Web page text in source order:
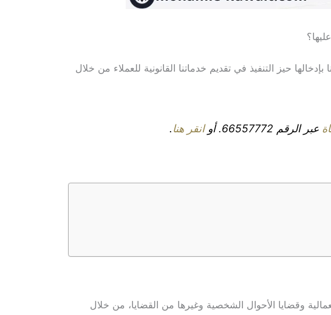
حيز التنفيذ في تقديم خدماتنا القانونية للعملاء من خلال
عبر الرقم 66557772. أو انقر هنا.
وقضايا الأحوال الشخصية وغيرها من القضايا، من خلال